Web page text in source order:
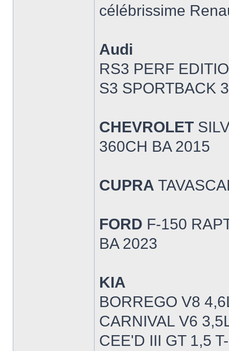
célébrissime
Audi
RS3 PERF
S3 SPORTBACK
CHEVROLET
360CH BA 2015
CUPRA
FORD F-150
BA 2023
KIA
BORREGO V8
CARNIVAL V6
CEE'D III GT 1,5